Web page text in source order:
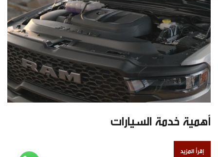
أهمية خدمة السيارات
إقرأ المزيد